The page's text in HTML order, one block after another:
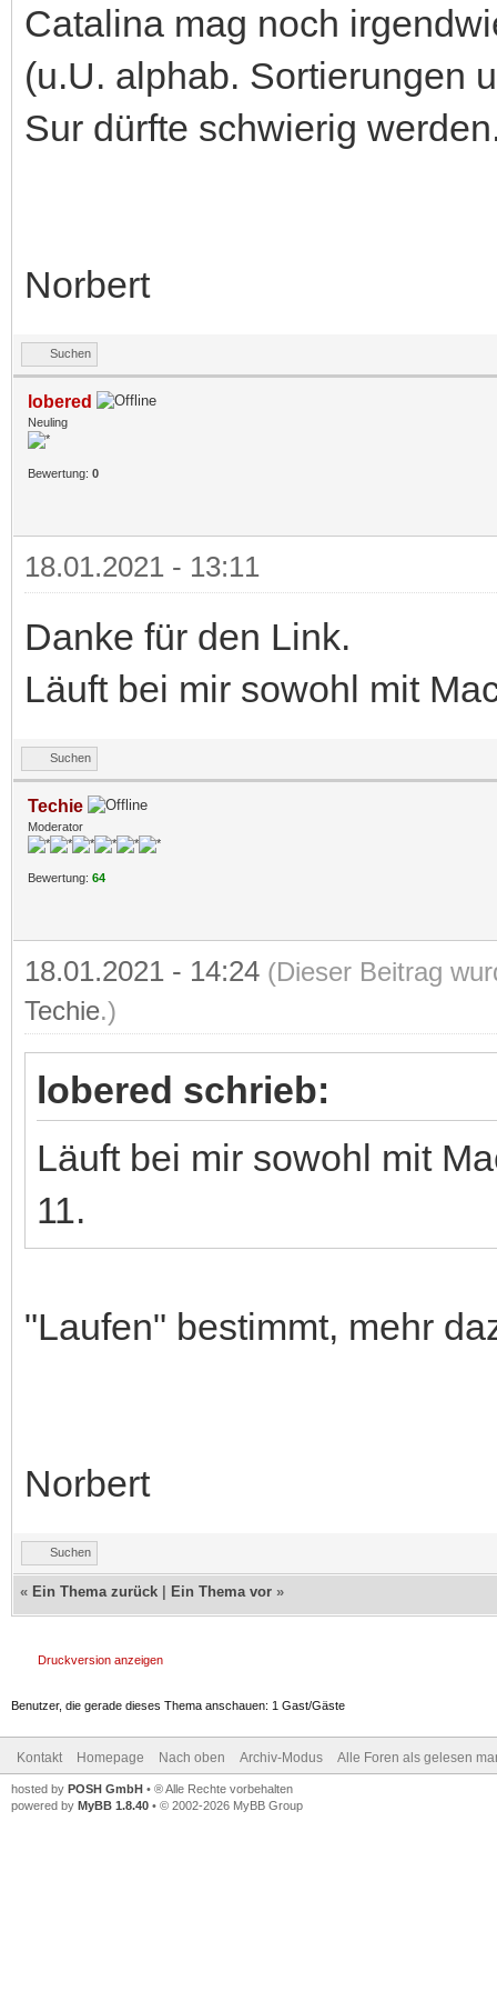
Catalina mag noch
(u.U. alphab. Sortierungen
Sur dürfte schwierig
Norbert
Suchen
lobered
Neuling
Bewertung: 0
18.01.2021 - 13:11
Danke für den Link.
Läuft bei mir sowohl mit
Suchen
Techie
Moderator
Bewertung: 64
18.01.2021 - 14:24 (Dieser Beitrag
Techie.)
lobered schrieb:
Läuft bei mir sowohl mit
11.
"Laufen" bestimmt, mehr
Norbert
Suchen
« Ein Thema zurück Ein Thema vor »
Druckversion anzeigen
Benutzer, die gerade dieses Thema anschauen: 1 Gast/Gäste
Kontakt Homepage Nach oben Archiv-Modus Alle Foren als gelesen
hosted by POSH GmbH • ® Alle Rechte vorbehalten
powered by MyBB 1.8.40 • © 2002-2026 MyBB Group